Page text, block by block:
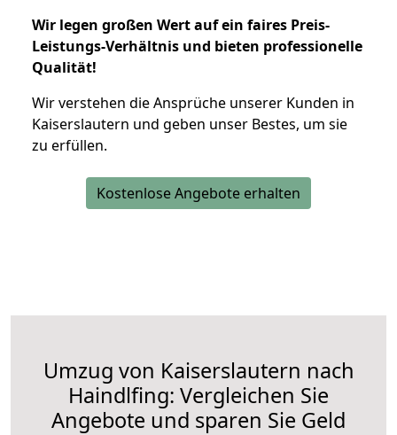
Wir legen großen Wert auf ein faires Preis-
Leistungs-Verhältnis und bieten professionelle
Qualität!
Wir verstehen die Ansprüche unserer Kunden in
Kaiserslautern und geben unser Bestes, um sie
zu erfüllen.
Kostenlose Angebote erhalten
Umzug von Kaiserslautern nach
Haindlfing: Vergleichen Sie
Angebote und sparen Sie Geld